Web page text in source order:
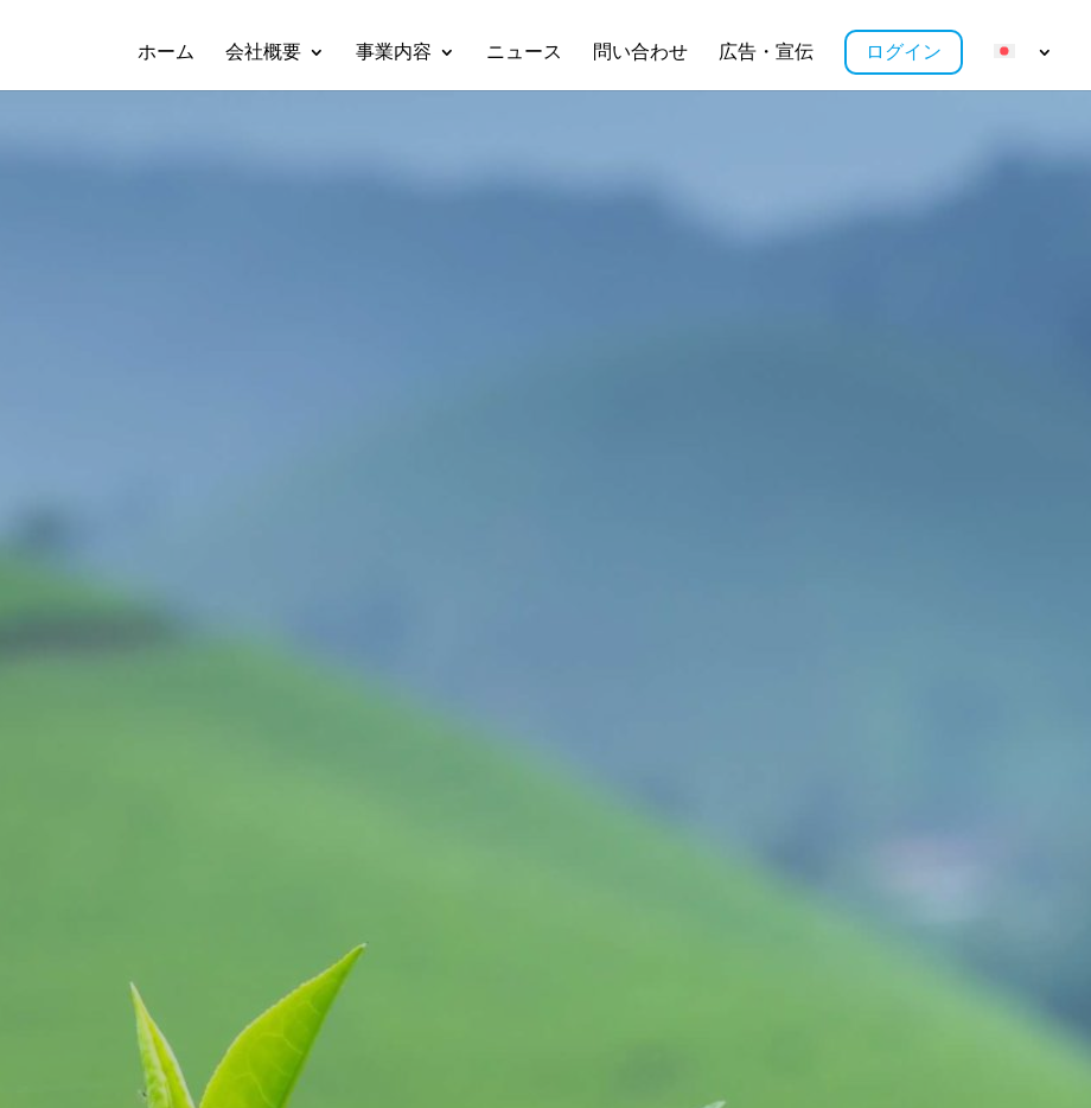
ホーム 会社概要 事業内容 ニュース 問い合わせ 広告・宣伝 ログイン